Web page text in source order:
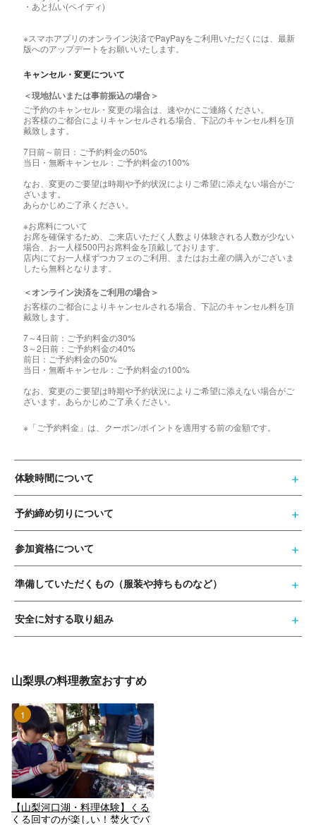
・あと払い(ペイディ)
※スマホアプリのオンライン決済でPayPayをご利用いただくには、最新
版へのアップデートをお願いいたします。
キャンセル・変更について
＜現地払いまたは事前振込の場合＞
ご予約のキャンセル・変更の場合は、速やかにご連絡ください。
お客様のご都合によりキャンセルされる場合、下記のキャンセル料を頂
戴致します。
7日前～前日：ご予約料金の50%
当日・無断キャンセル：ご予約料金の100%
なお、変更のご要望は時期や予約状況によりご希望に添えない場合がご
ざいます。
あらかじめご了承ください。
※お席料について
お席を確保するため、ご来店いただく人数より体験される人数が少ない
場合、お一人様500円お席料金を頂戴しております。
店内にてお一人様ずつカフェのご利用、またはお土産の購入がございま
したら無料となります。
＜オンライン決済をご利用の場合＞
お客様のご都合によりキャンセルされる場合、下記のキャンセル料を頂
戴致します。
7～4日前：ご予約料金の30%
3～2日前：ご予約料金の40%
前日：ご予約料金の50%
当日・無断キャンセル：ご予約料金の100%
なお、変更のご要望は時期や予約状況によりご希望に添えない場合がご
ざいます。あらかじめご了承ください。
※「ご予約料金」は、クーポン/ポイントを適用する前の金額です。
体験時間について
予約締め切りについて
参加資格について
準備していただくもの（服装や持ちものなど）
安全に対する取り組み
山梨県の料理教室おすすめ
1位
【山梨河口湖・料理体験】くる
くる回すのが楽しい！焚火でバ